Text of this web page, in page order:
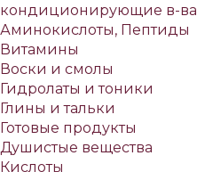
кондиционирующие в-ва
Аминокислоты, Пептиды
Витамины
Воски и смолы
Гидролаты и тоники
Глины и тальки
Готовые продукты
Душистые вещества
Кислоты